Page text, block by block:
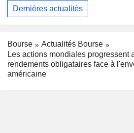
Dernières actualités
Bourse
Actualités Bourse
Les actions mondiales progressent
rendements obligataires face à
américaine